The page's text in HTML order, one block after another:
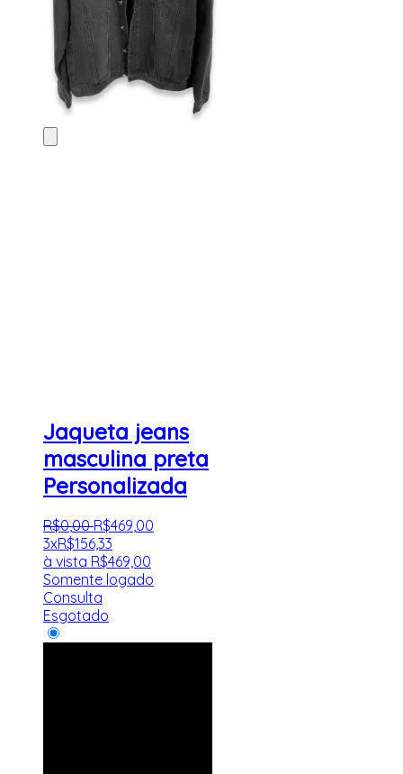
Jaqueta jeans
masculina preta
Personalizada
R$0,00 R$469,00
3xR$156,33
à vista R$469,00
Somente logado
Consulta
Esgotado